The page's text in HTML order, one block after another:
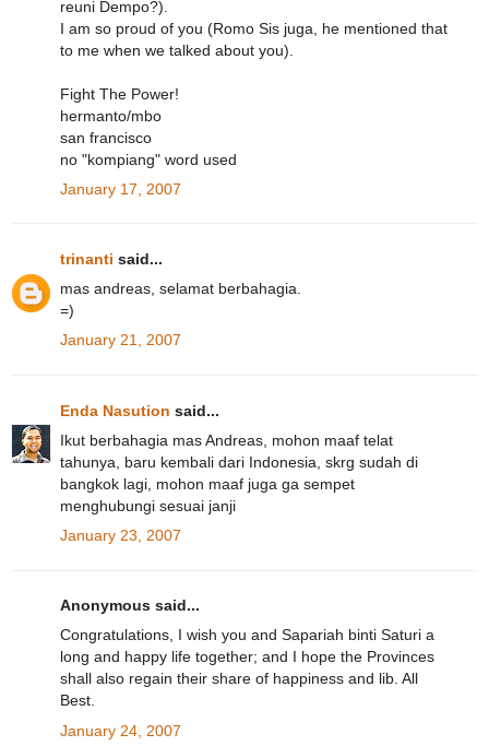
reuni Dempo?).
I am so proud of you (Romo Sis juga, he mentioned that
to me when we talked about you).
Fight The Power!
hermanto/mbo
san francisco
no "kompiang" word used
January 17, 2007
trinanti said...
mas andreas, selamat berbahagia.
=)
January 21, 2007
Enda Nasution said...
Ikut berbahagia mas Andreas, mohon maaf telat
tahunya, baru kembali dari Indonesia, skrg sudah di
bangkok lagi, mohon maaf juga ga sempet
menghubungi sesuai janji
January 23, 2007
Anonymous said...
Congratulations, I wish you and Sapariah binti Saturi a
long and happy life together; and I hope the Provinces
shall also regain their share of happiness and lib. All
Best.
January 24, 2007